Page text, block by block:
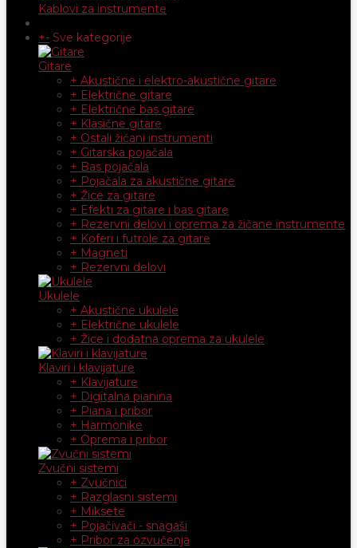
Kablovi za instrumente
+- Sve kategorije
Gitare
+ Akustične i elektro-akustične gitare
+ Električne gitare
+ Električne bas gitare
+ Klasične gitare
+ Ostali žičani instrumenti
+ Gitarska pojačala
+ Bas pojačala
+ Pojačala za akustične gitare
+ Žice za gitare
+ Efekti za gitare i bas gitare
+ Rezervni delovi i oprema za žičane instrumente
+ Koferi i futrole za gitare
+ Magneti
+ Rezervni delovi
Ukulele
+ Akustične ukulele
+ Električne ukulele
+ Žice i dodatna oprema za ukulele
Klaviri i klavijature
+ Klavijature
+ Digitalna pianina
+ Piana i pribor
+ Harmonike
+ Oprema i pribor
Zvučni sistemi
+ Zvučnici
+ Razglasni sistemi
+ Miksete
+ Pojačivači - snagaši
+ Pribor za ozvučenja